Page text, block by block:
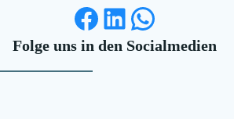
Facebook
LinkedIn
WhatsApp
Folge uns in den Socialmedien